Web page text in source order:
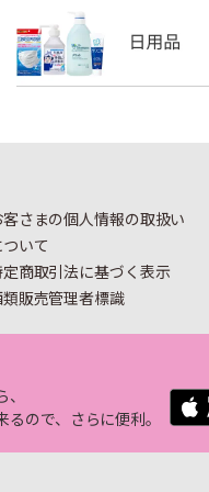
客さまの個人情報の取扱い
ついて
定商取引法に基づく表示
類販売管理者標識
ので、さらに便利。